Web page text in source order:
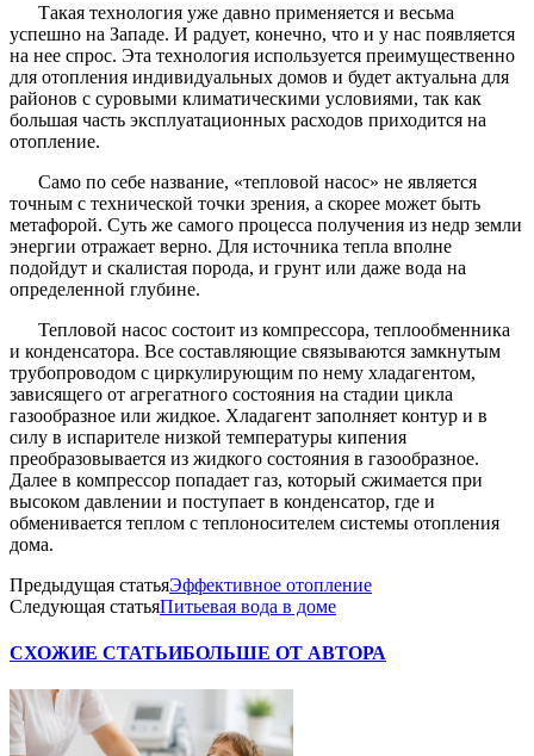
Такая технология уже давно применяется и весьма
успешно на Западе. И радует, конечно, что и у нас появляется
на нее спрос. Эта технология используется преимущественно
для отопления индивидуальных домов и будет актуальна для
районов с суровыми климатическими условиями, так как
большая часть эксплуатационных расходов приходится на
отопление.
Само по себе название, «тепловой насос» не является
точным с технической точки зрения, а скорее может быть
метафорой. Суть же самого процесса получения из недр земли
энергии отражает верно. Для источника тепла вполне
подойдут и скалистая порода, и грунт или даже вода на
определенной глубине.
Тепловой насос состоит из компрессора, теплообменника
и конденсатора. Все составляющие связываются замкнутым
трубопроводом с циркулирующим по нему хладагентом,
зависящего от агрегатного состояния на стадии цикла
газообразное или жидкое. Хладагент заполняет контур и в
силу в испарителе низкой температуры кипения
преобразовывается из жидкого состояния в газообразное.
Далее в компрессор попадает газ, который сжимается при
высоком давлении и поступает в конденсатор, где и
обменивается теплом с теплоносителем системы отопления
дома.
Предыдущая статьяЭффективное отопление
Следующая статьяПитьевая вода в доме
СХОЖИЕ СТАТЬИБОЛЬШЕ ОТ АВТОРА